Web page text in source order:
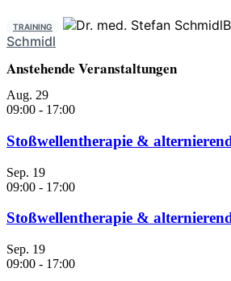
TRAINING
Schmidl
Anstehende Veranstaltungen
Aug. 29
09:00 - 17:00
Stoßwellentherapie &
Sep. 19
09:00 - 17:00
Stoßwellentherapie &
Sep. 19
09:00 - 17:00